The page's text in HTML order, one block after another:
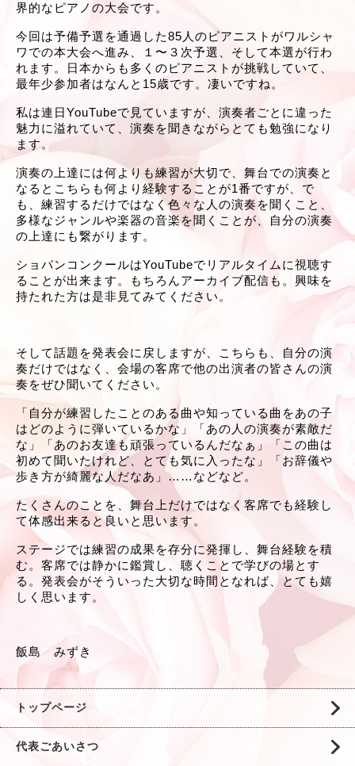
界的なピアノの大会です。
今回は予備予選を通過した85人のピアニストがワルシャ
ワでの本大会へ進み、１〜３次予選、そして本選が行わ
れます。日本からも多くのピアニストが挑戦していて、
最年少参加者はなんと15歳です。凄いですね。
私は連日YouTubeで見ていますが、演奏者ごとに違った
魅力に溢れていて、演奏を聞きながらとても勉強になり
ます。
演奏の上達には何よりも練習が大切で、舞台での演奏と
なるとこちらも何より経験することが1番ですが、で
も、練習するだけではなく色々な人の演奏を聞くこと、
多様なジャンルや楽器の音楽を聞くことが、自分の演奏
の上達にも繋がります。
ショパンコンクールはYouTubeでリアルタイムに視聴す
ることが出来ます。もちろんアーカイブ配信も。興味を
持たれた方は是非見てみてください。
そして話題を発表会に戻しますが、こちらも、自分の演
奏だけではなく、会場の客席で他の出演者の皆さんの演
奏をぜひ聞いてください。
「自分が練習したことのある曲や知っている曲をあの子
はどのように弾いているかな」「あの人の演奏が素敵だ
な」「あのお友達も頑張っているんだなぁ」「この曲は
初めて聞いたけれど、とても気に入ったな」「お辞儀や
歩き方が綺麗な人だなあ」……などなど。
たくさんのことを、舞台上だけではなく客席でも経験し
て体感出来ると良いと思います。
ステージでは練習の成果を存分に発揮し、舞台経験を積
む。客席では静かに鑑賞し、聴くことで学びの場とす
る。発表会がそういった大切な時間となれば、とても嬉
しく思います。
飯島　みずき
トップページ
代表ごあいさつ